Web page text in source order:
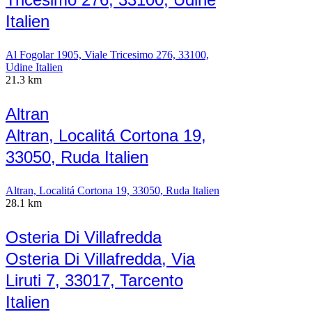
Italien
Al Fogolar 1905, Viale Tricesimo 276, 33100,
Udine Italien
21.3 km
Altran
Altran, Localitá Cortona 19,
33050, Ruda Italien
Altran, Localitá Cortona 19, 33050, Ruda Italien
28.1 km
Osteria Di Villafredda
Osteria Di Villafredda, Via
Liruti 7, 33017, Tarcento
Italien